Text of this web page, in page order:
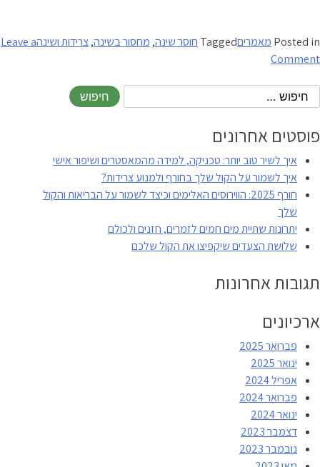
Posted in מאמריםTagged חוסר שינה, מחסור בשינה,צרידות ושינהLeave a
Comment
on
והקשר
לצרידות
פוסטים אחרונים
איך לשיר טוב יותר: טכניקה, למידה מהמאסטרים ושיפור אישי
איך לשמור על הקול שלך בחורף ולמנוע צרידות?
חורף 2025: הווירוסים האלימים וכיצד לשמור על הבריאות והקול
שלך
יתרונות שתיית מים חמים לזמרים, חזנים ולכולם
שלושת הצעדים שיקפיצו את הקול שלכם
תגובות אחרונות
ארכיונים
פברואר 2025
ינואר 2025
אפריל 2024
פברואר 2024
ינואר 2024
דצמבר 2023
נובמבר 2023